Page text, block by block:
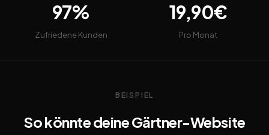
97%
Zufriedene Kunden
19,90€
Pro Monat
BEISPIEL
So könnte deine Gärtner-Website